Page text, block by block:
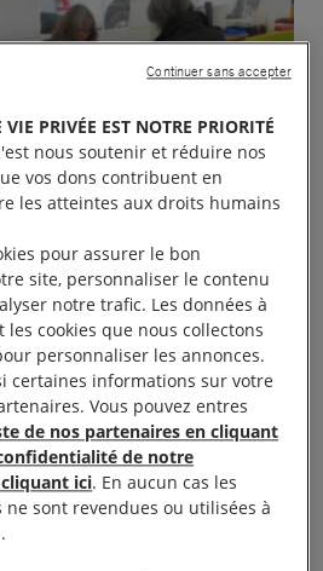
sera présent le mercredi 6
de Saint-Estève,
de la Moselle . Venez nous
VIE PRIVÉE EST NOTRE PRIORITÉ
nous soutenir et réduire nos
vos dons contribuent en
les atteintes aux droits humains
pour assurer le bon
site, personnaliser le contenu
notre trafic. Les données à
cookies que nous collectons
personnaliser les annonces.
certaines informations sur votre
Vous pouvez entres
de nos partenaires en cliquant
de notre
ici. En aucun cas les
ne sont revendues ou utilisées à
Continuer sans accepter